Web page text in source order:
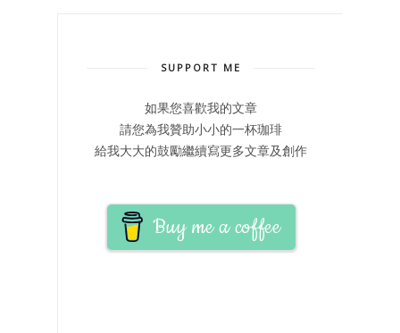
SUPPORT ME
如果您喜歡我的文章
請您為我贊助小小的一杯珈琲
給我大大的鼓勵繼續寫更多文章及創作
Buy me a coffee